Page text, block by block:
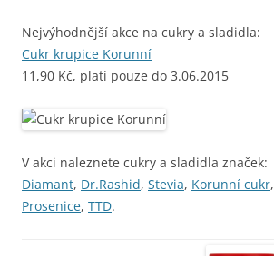
Nejvýhodnější akce na cukry a sladidla:
Cukr krupice Korunní
11,90 Kč, platí pouze do 3.06.2015
V akci naleznete cukry a sladidla značek:
Diamant, Dr.Rashid, Stevia, Korunní cukr,
Prosenice, TTD.